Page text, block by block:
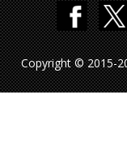
Copyright © 2015-